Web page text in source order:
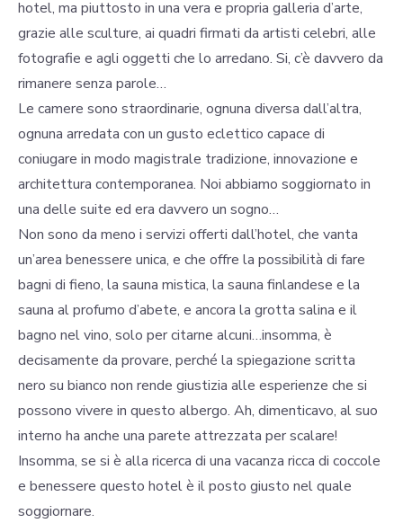
hotel, ma piuttosto in una vera e propria galleria d’arte,
grazie alle sculture, ai quadri firmati da artisti celebri, alle
fotografie e agli oggetti che lo arredano. Si, c’è davvero da
rimanere senza parole…
Le camere sono straordinarie, ognuna diversa dall’altra,
ognuna arredata con un gusto eclettico capace di
coniugare in modo magistrale tradizione, innovazione e
architettura contemporanea. Noi abbiamo soggiornato in
una delle suite ed era davvero un sogno…
Non sono da meno i servizi offerti dall’hotel, che vanta
un’area benessere unica, e che offre la possibilità di fare
bagni di fieno, la sauna mistica, la sauna finlandese e la
sauna al profumo d’abete, e ancora la grotta salina e il
bagno nel vino, solo per citarne alcuni…insomma, è
decisamente da provare, perché la spiegazione scritta
nero su bianco non rende giustizia alle esperienze che si
possono vivere in questo albergo. Ah, dimenticavo, al suo
interno ha anche una parete attrezzata per scalare!
Insomma, se si è alla ricerca di una vacanza ricca di coccole
e benessere questo hotel è il posto giusto nel quale
soggiornare.